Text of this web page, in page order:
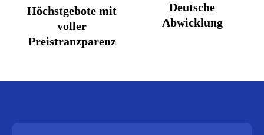
Höchstgebote mit
voller
Preistranzparenz
Deutsche
Abwicklung